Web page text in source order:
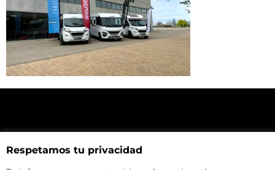
Haz click aquí y mira como llegar a la tienda
Respetamos tu privacidad